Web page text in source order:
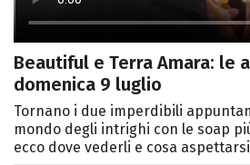
Beautiful e Terra Amara: le
domenica 9 luglio
Tornano i due imperdibili
mondo degli intrighi con le soap
ecco dove vederli e cosa aspettarsi